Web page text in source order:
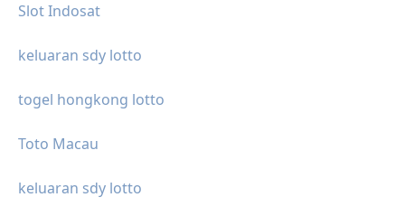
Slot Indosat
keluaran sdy lotto
togel hongkong lotto
Toto Macau
keluaran sdy lotto